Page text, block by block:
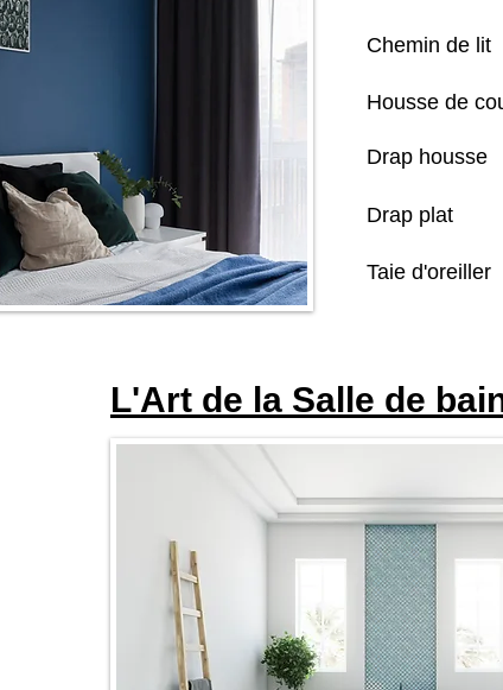
Chemin de lit
Housse de
Drap housse
Drap plat
Taie d'oreiller
L'Art de la Salle de